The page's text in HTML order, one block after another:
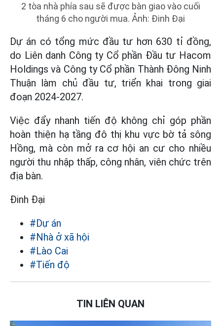
2 tòa nhà phía sau sẽ được bàn giao vào cuối
tháng 6 cho người mua. Ảnh: Đinh Đại
Dự án có tổng mức đầu tư hơn 630 tỉ đồng,
do Liên danh Công ty Cổ phần Đầu tư Hacom
Holdings và Công ty Cổ phần Thành Đông Ninh
Thuận làm chủ đầu tư, triển khai trong giai
đoạn 2024-2027.
Việc đẩy nhanh tiến độ không chỉ góp phần
hoàn thiện hạ tầng đô thị khu vực bờ tả sông
Hồng, mà còn mở ra cơ hội an cư cho nhiều
người thu nhập thấp, công nhân, viên chức trên
địa bàn.
Đinh Đại
#Dự án
#Nhà ở xã hội
#Lào Cai
#Tiến độ
TIN LIÊN QUAN